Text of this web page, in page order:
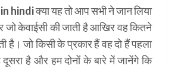
क्या यह तो आप सभी ने जान लिया
जो केवाईसी की जाती है आखिर वह कितने
है। जो किसी के प्रकार हैं वह दो हैं पहला
है और हम दोनों के बारे में जानेंगे कि